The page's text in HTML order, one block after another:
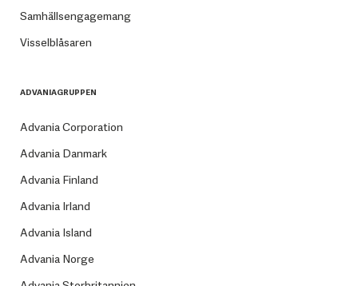
Samhällsengagemang
Visselblåsaren
ADVANIAGRUPPEN
Advania Corporation
Advania Danmark
Advania Finland
Advania Irland
Advania Island
Advania Norge